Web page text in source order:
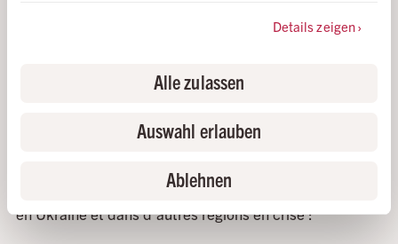
Details zeigen
Alle zulassen
Auswahl erlauben
Ablehnen
le conflit armé qui dure depuis huit ans dans l’est de
Aujourd’hui encore, notre Crisis Evidence Lab est très
et documente les violations des droits humains.
Avec votre don, vous soutenez
notre travail de protection des personnes innocentes –
en Ukraine et dans d’autres régions en crise :